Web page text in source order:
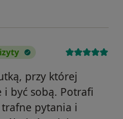
przy której
i być sobą. Potrafi
trafne pytania i